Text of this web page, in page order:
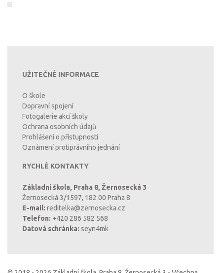
UŽITEČNÉ INFORMACE
O škole
Dopravní spojení
Fotogalerie akcí školy
Ochrana osobních údajů
Prohlášení o přístupnosti
Oznámení protiprávního jednání
RYCHLÉ KONTAKTY
Základní škola, Praha 8, Žernosecká 3
Žernosecká 3/1597, 182 00 Praha 8
E-mail: reditelka@zernosecka.cz
Telefon: +420 286 582 568
Datová schránka: seyn4mk